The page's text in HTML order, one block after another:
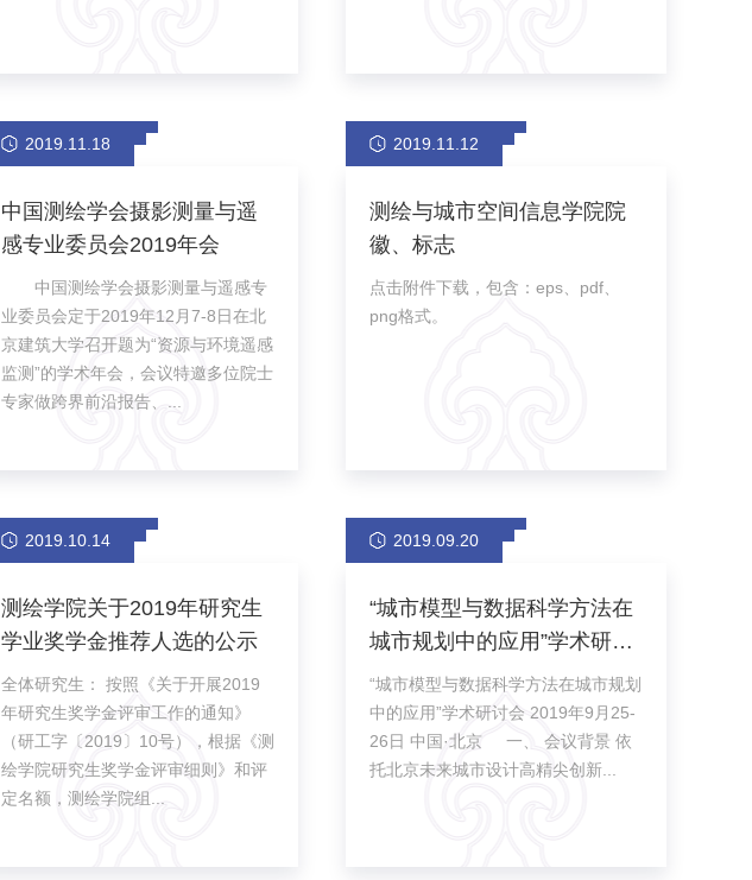
2019.11.18
中国测绘学会摄影测量与遥
感专业委员会2019年会
中国测绘学会摄影测量与遥感专
业委员会定于2019年12月7-8日在北
京建筑大学召开题为“资源与环境遥感
监测”的学术年会，会议特邀多位院士
专家做跨界前沿报告、...
2019.11.12
测绘与城市空间信息学院院
徽、标志
点击附件下载，包含：eps、pdf、
png格式。
2019.10.14
测绘学院关于2019年研究生
学业奖学金推荐人选的公示
全体研究生： 按照《关于开展2019
年研究生奖学金评审工作的通知》
（研工字〔2019〕10号），根据《测
绘学院研究生奖学金评审细则》和评
定名额，测绘学院组...
2019.09.20
“城市模型与数据科学方法在
城市规划中的应用”学术研讨
会
“城市模型与数据科学方法在城市规划
中的应用”学术研讨会 2019年9月25-
26日 中国·北京 一、 会议背景 依
托北京未来城市设计高精尖创新...